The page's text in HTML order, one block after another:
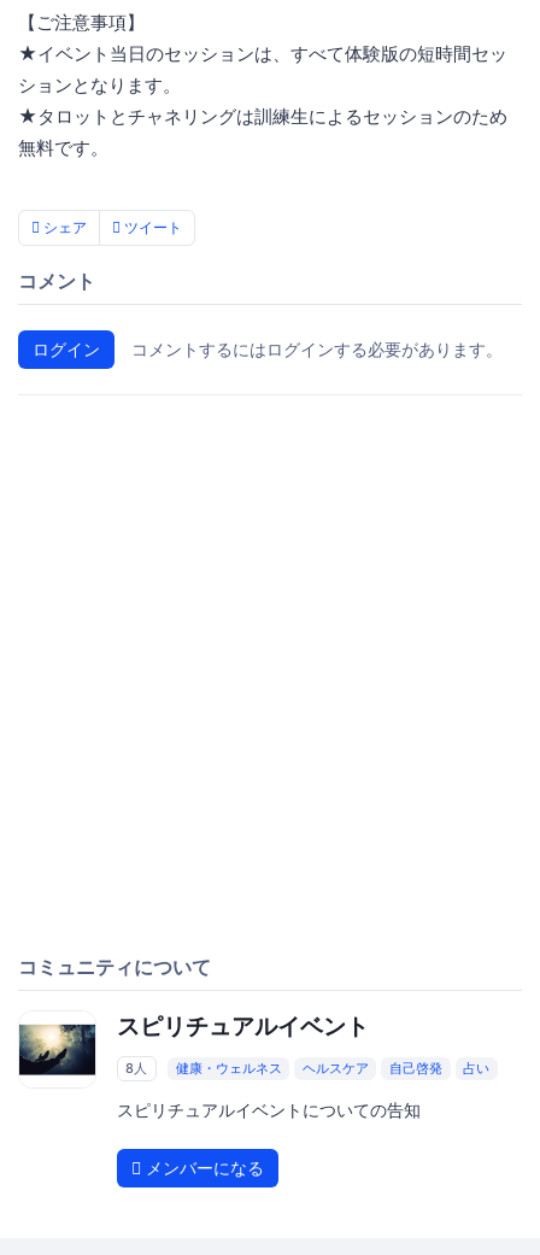
【ご注意事項】
★イベント当日のセッションは、すべて体験版の短時間セッ
ションとなります。
★タロットとチャネリングは訓練生によるセッションのため
無料です。
シェア ツイート
コメント
ログイン コメントするにはログインする必要があります。
コミュニティについて
スピリチュアルイベント
8人 健康・ウェルネス ヘルスケア 自己啓発 占い
スピリチュアルイベントについての告知
メンバーになる